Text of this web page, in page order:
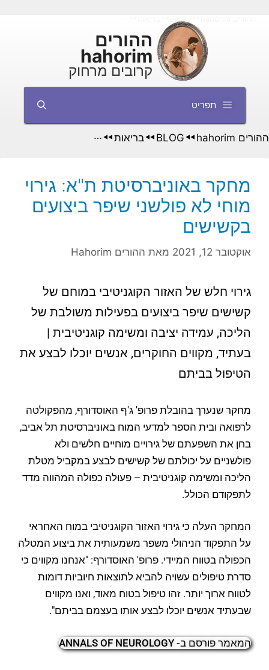
ההורים
hahorim
קרובים מרחוק
תפריט
ההורים hahorim ◄◄
BLOG
◄◄ בריאות ◄◄
מחקר באוניברסיטת ת"א: גירוי
מוחי לא פולשני שיפר ביצועים
בקשישים
אוקטובר 12, 2021 מאת ההורים Hahorim
גירוי חלש של האזור הקוגניטיבי במוחם של
קשישים שיפר ביצועים בפעילות משולבת של
הליכה, עמידה יציבה ומשימה קוגניטיבית |
בעתיד, מקווים החוקרים, אנשים יוכלו לבצע את
הטיפול בביתם
מחקר שנערך בהובלת פרופ' ג'ף האוסדורף, מהפקולטה
לרפואה ובית הספר למדעי המוח באוניברסיטת תל אביב,
בחן את השפעתם של גירויים מוחיים חלשים ולא
פולשניים על יכולתם של קשישים לבצע במקביל מטלת
הליכה ומשימה קוגניטיבית – פעולה כפולה המהווה מדד
לתפקודם הכולל.
המחקר העלה כי גירוי האזור הקוגניטיבי במוח האחראי
על התפקוד הניהולי משפר משמעותית את ביצוע המטלה
הכפולה בטווח המיידי. פרופ' האוסדורף: "אנחנו מקווים כי
סדרת טיפולים עשויה להביא לתוצאות חיוביות דומות
לטווח ארוך יותר. זהו טיפול בטוח מאוד, ואנו מקווים
שבעתיד אנשים יוכלו לבצע אותו בעצמם בביתם".
המאמר פורסם ב- ANNALS OF NEUROLOGY